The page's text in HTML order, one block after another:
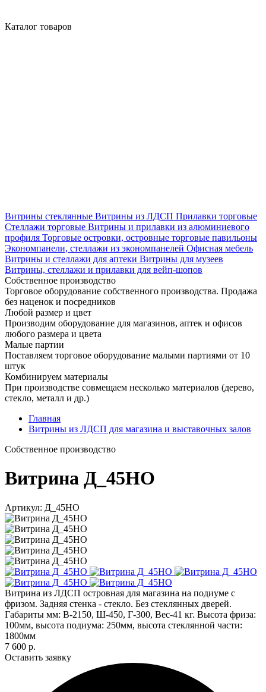
Каталог товаров
Витрины стеклянные Витрины из ЛДСП Прилавки торговые
Стеллажи торговые Витрины и прилавки из алюминиевого
профиля Торговые островки, островные торговые павильоны
Экономпанели, стеллажи из экономпанелей Офисная мебель
Витрины и стеллажи для аптеки Витрины для музеев
Витрины, стеллажи и прилавки для вейп-шопов
Собственное производство
Торговое оборудование собственного производства. Продажа
без наценок и посредников
Любой размер и цвет
Производим оборудование для магазинов, аптек и офисов
любого размера и цвета
Малые партии
Поставляем торговое оборудование малыми партиями от 10
штук
Комбинируем материалы
При производстве совмещаем несколько материалов (дерево,
стекло, металл и др.)
Главная
Витрины из ЛДСП для магазина и выставочных залов
Cобственное производство
Витрина Д_45НО
Артикул: Д_45НО
Витрина из ЛДСП островная для магазина на подиуме с
фризом. Задняя стенка - стекло. Без стеклянных дверей.
Габариты мм: В-2150, Ш-450, Г-300, Вес-41 кг. Высота фриза:
100мм, высота подиума: 250мм, высота стеклянной части:
1800мм
7 600 р.
Оставить заявку